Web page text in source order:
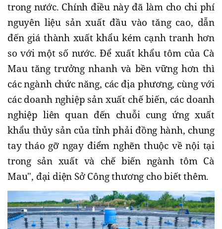
trong nước. Chính điều này đã làm cho chi phí
nguyên liệu sản xuất đầu vào tăng cao, dẫn
đến giá thành xuất khẩu kém cạnh tranh hơn
so với một số nước. Để xuất khẩu tôm của Cà
Mau tăng trưởng nhanh và bền vững hơn thì
các ngành chức năng, các địa phương, cùng với
các doanh nghiệp sản xuất chế biến, các doanh
nghiệp liên quan đến chuỗi cung ứng xuất
khẩu thủy sản của tỉnh phải đồng hành, chung
tay tháo gỡ ngay điểm nghẽn thuộc về nội tại
trong sản xuất và chế biến ngành tôm Cà
Mau", đại diện Sở Công thương cho biết thêm.